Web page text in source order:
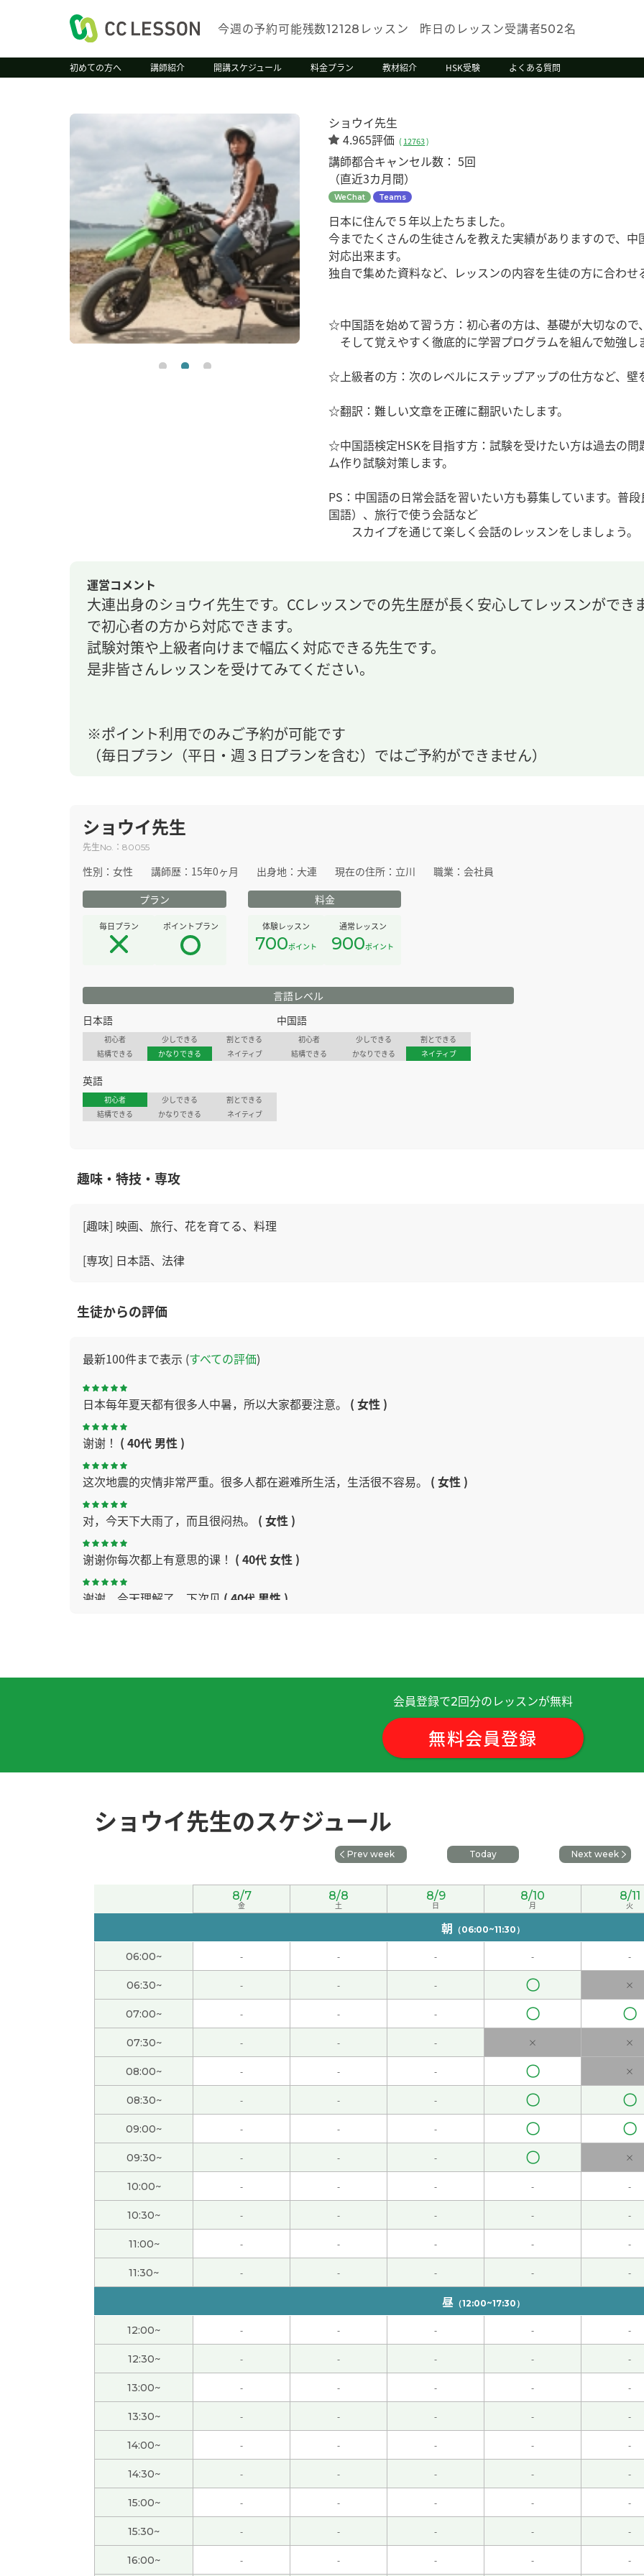
今週の予約可能残数12128 レッスン 昨日のレッスン受講者502名
初めての方へ 講師紹介 開講スケジュール 料金プラン 教材紹介 HSK受験 よくある質問
ショウイ先生
4.965評価 ( 12763)
講師都合キャンセル数： 5回
（直近3カ月間）
WeChat Teams
日本に住んで５年以上たちました。
今までたくさんの生徒さんを教えた実績がありますので、
対応出来ます。
独自で集めた資料など、レッスンの内容を生徒の方に合わせ
☆中国語を始めて習う方：初心者の方は、基礎が大切なので
そして覚えやすく徹底的に学習プログラムを組んで勉強し
☆上級者の方：次のレベルにステップアップの仕方など、壁
☆翻訳：難しい文章を正確に翻訳いたします。
☆中国語検定HSKを目指す方：試験を受けたい方は過去の
ム作り試験対策します。
PS：中国語の日常会話を習いたい方も募集しています。普
国語）、旅行で使う会話など
スカイプを通じて楽しく会話のレッスンをしましょう。
運営コメント
大連出身のショウイ先生です。CCレッスンでの先生歴が長く安心してレッスンができ
で初心者の方から対応できます。
試験対策や上級者向けまで幅広く対応できる先生です。
是非皆さんレッスンを受けてみてください。
※ポイント利用でのみご予約が可能です
（毎日プラン（平日・週３日プランを含む）ではご予約ができません）
ショウイ先生
先生No. ： 80055
性別： 女性 講師歴： 15年0ヶ月 出身地： 大連 現在の住所： 立川 職業： 会社員
プラン
毎日プラン ポイントプラン
料金
体験レッスン
700ポイント
通常レッスン
900ポイント
言語レベル
日本語
初心者 少しできる
割とできる
結構できる
かなりできる ネイティブ
中国語
初心者 少しできる
割とできる
結構できる
かなりできる ネイティブ
英語
初心者 少しできる
割とできる
結構できる
かなりできる ネイティブ
趣味・特技・専攻
[趣味] 映画、旅行、花を育てる、料理
[専攻] 日本語、法律
生徒からの評価
最新100件まで表示 (すべての評価)
日本每年夏天都有很多人中暑，所以大家都要注意。 ( 女性 )
谢谢！ ( 40代 男性 )
这次地震的灾情非常严重。很多人都在避难所生活，生活很不容易。 ( 女性 )
对，今天下大雨了，而且很闷热。 ( 女性 )
谢谢你每次都上有意思的课！ ( 40代 女性 )
谢谢，今天理解了。下次见 ( 40代 男性 )
谢谢老师！我会努力学习的。( 30代 女性 )
因为暑假的时候学生很多，所以我的工作很忙。我秋天打算回国。( 女性 )
您参加志愿者活动真了不起，我很敬佩您！( 女性 )
好久不见、今天聊得很开心、谢谢老师。期待下次见!( 男性 )
还好,没有以前那么忙了。( 女性 )
端午节休息，但是还没有什么安排。如果没有安排的话，我打算在家好好休息。
下次见!( 女性 )
是啊。年纪越来越大，我觉得时间过得越来越快。
今天谢谢你：）
外面非常热，但是我的办公室有点儿冷，因为空调开得很大。( 女性 )
愉快的交谈。 谢谢！
我做的菜很简单，用不了三十分钟。哈哈
谢谢！！( 女性 )
いつも楽しく話していただきありがとうございます！
我打算一直在家,因为我不喜欢去人太多的地方。( 女性 )
还是你要参加义务活动吗? ( 女性 )
我也这么想。以前我节假日去旅游，太累了。 ( 女性 )
因为黄金周我们学校有课，所以假期很短。我不能回国，很遗憾。( 女性 )
你参加什么样的义务活动? ( 女性 )
我喜欢吃意大利菜，所以今天晚饭吃了萨莉亚的外卖。
会員登録で2回分のレッスンが無料
無料会員登録
ショウイ先生のスケジュール
Prev week Today Next week
8/7
金
8/8
土
8/9
日
8/10
月
8/11
火
朝 （06:00~11:30）
06:00~ - - - - -
06:30~ - - - 〇 ×
07:00~ - - - 〇 〇
07:30~ - - - × ×
08:00~ - - - 〇 ×
08:30~ - - - 〇 〇
09:00~ - - - 〇 〇
09:30~ - - - 〇 ×
10:00~ - - - - -
10:30~ - - - - -
11:00~ - - - - -
11:30~ - - - - -
昼（12:00~17:30）
12:00~ - - - - -
12:30~ - - - - -
13:00~ - - - - -
13:30~ - - - - -
14:00~ - - - - -
14:30~ - - - - -
15:00~ - - - - -
15:30~ - - - - -
16:00~ - - - - -